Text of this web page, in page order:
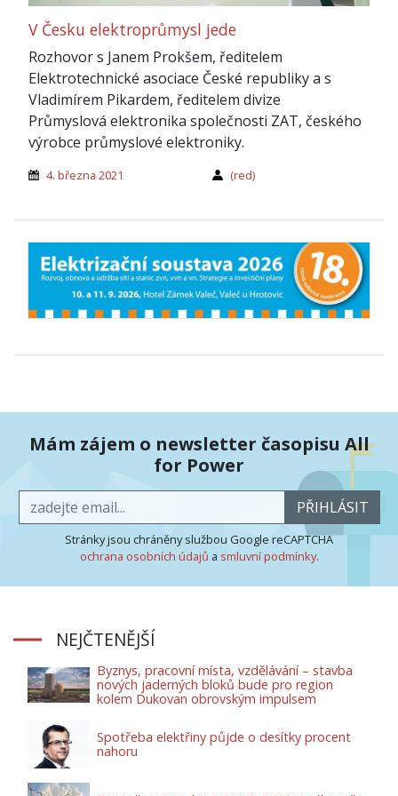
V Česku elektroprůmysl jede
Rozhovor s Janem Prokšem, ředitelem
Elektrotechnické asociace České republiky a s
Vladimírem Pikardem, ředitelem divize
Průmyslová elektronika společnosti ZAT, českého
výrobce průmyslové elektroniky.
4. března 2021 (red)
Mám zájem o newsletter časopisu All
for Power
PŘIHLÁSIT
Stránky jsou chráněny službou Google reCAPTCHA
ochrana osobních údajů a smluvní podmínky.
NEJČTENĚJŠÍ
Byznys, pracovní místa, vzdělávání – stavba
nových jaderných bloků bude pro region
kolem Dukovan obrovským impulsem
Spotřeba elektřiny půjde o desítky procent
nahoru